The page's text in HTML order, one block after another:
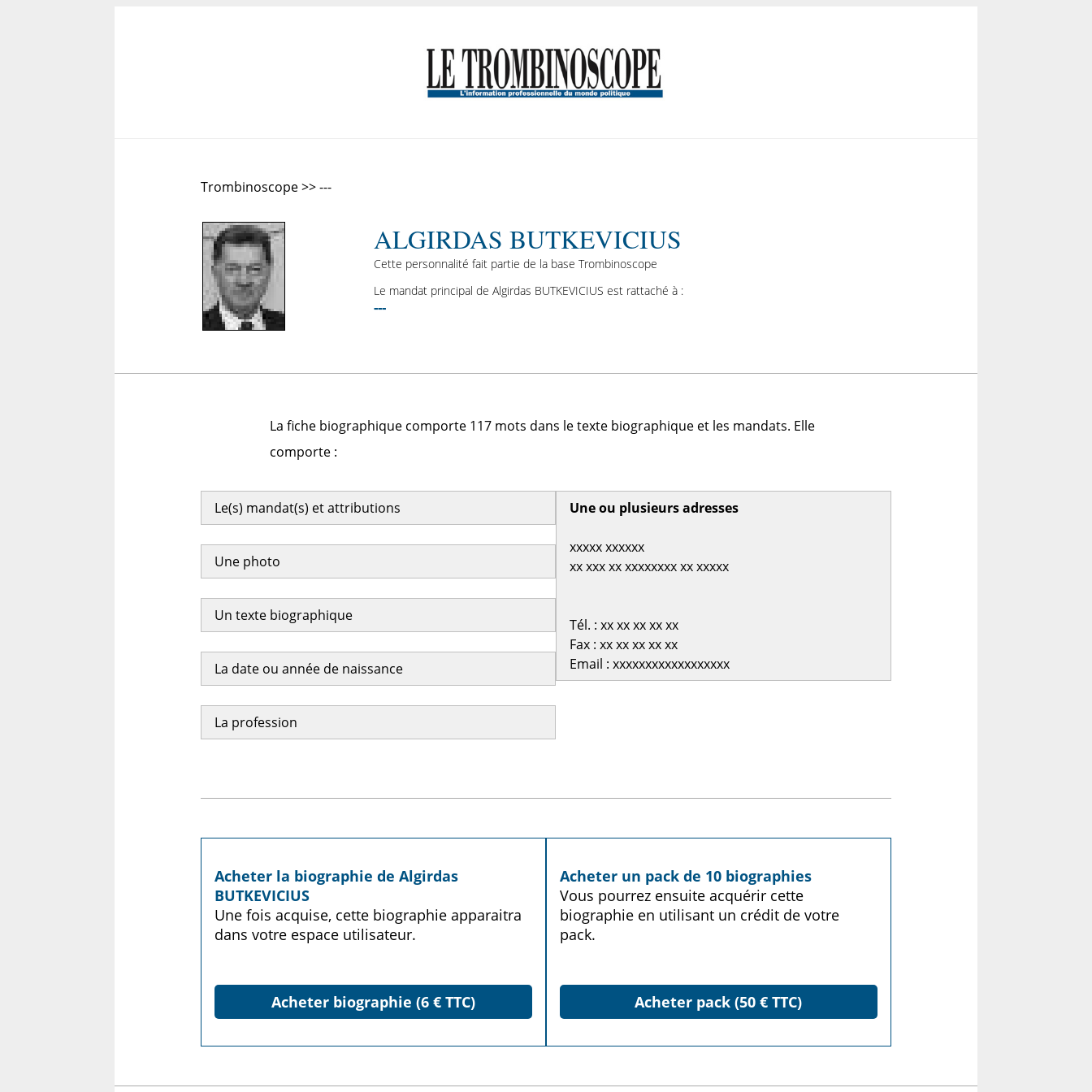
Trombinoscope >> ---
ALGIRDAS BUTKEVICIUS
Cette personnalité fait partie de la base Trombinoscope
Le mandat principal de Algirdas BUTKEVICIUS est rattaché à :
---
La fiche biographique comporte 117 mots dans le texte biographique et les mandats. Elle
comporte :
Le(s) mandat(s) et attributions
Une photo
Un texte biographique
La date ou année de naissance
La profession
Une ou plusieurs adresses
xxxxx xxxxxx
xx xxx xx xxxxxxxx xx xxxxx
Tél. : xx xx xx xx xx
Fax : xx xx xx xx xx
Email : xxxxxxxxxxxxxxxxxx
Acheter la biographie de Algirdas
BUTKEVICIUS
Une fois acquise, cette biographie apparaitra
dans votre espace utilisateur.
Acheter biographie (6 € TTC)
Acheter un pack de 10 biographies
Vous pourrez ensuite acquérir cette
biographie en utilisant un crédit de votre
pack.
Acheter pack (50 € TTC)